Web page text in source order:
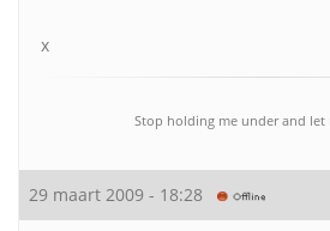
x
Stop holding me under and let
29 maart 2009 - 18:28